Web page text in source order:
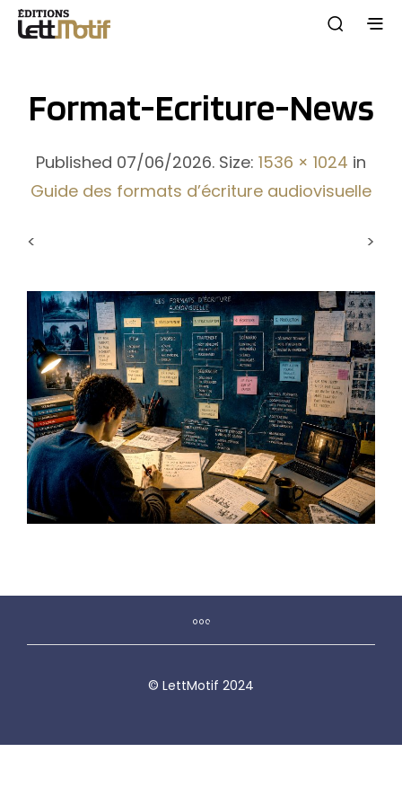
Format-Ecriture-News
Published 07/06/2026. Size: 1536 × 1024 in
Guide des formats d’écriture audiovisuelle
< >
© LettMotif 2024